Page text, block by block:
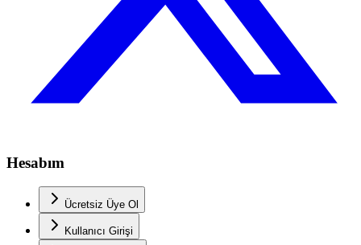
Hesabım
Ücretsiz Üye Ol
Kullanıcı Girişi